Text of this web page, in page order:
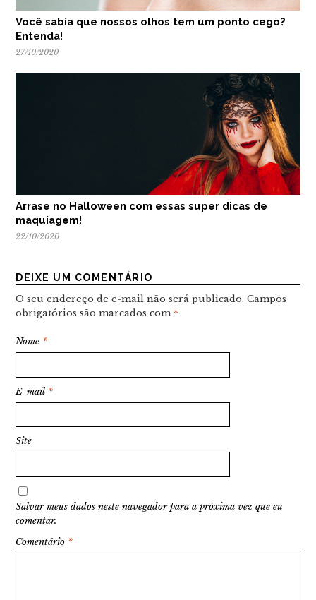
Você sabia que nossos olhos tem um ponto cego?
Entenda!
27/10/2020
Arrase no Halloween com essas super dicas de
maquiagem!
22/10/2020
DEIXE UM COMENTÁRIO
O seu endereço de e-mail não será publicado. Campos
obrigatórios são marcados com *
Nome *
E-mail *
Site
Salvar meus dados neste navegador para a próxima vez que eu
comentar.
Comentário *